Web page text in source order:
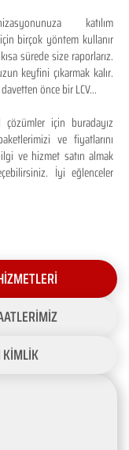
katılım
birçok yöntem kullanır
sürede size raporlarız.
keyfini çıkarmak kalır.
önce bir LCV...
için buradayız
ve fiyatlarını
ve hizmet satın almak
İyi eğlenceler
KİMLİK